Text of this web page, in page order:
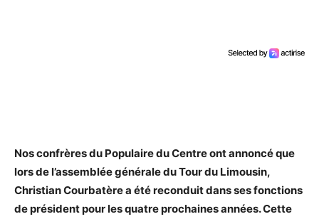
Nos confrères du Populaire du Centre ont annoncé que
lors de l’assemblée générale du Tour du Limousin,
Christian Courbatère a été reconduit dans ses fonctions
de président pour les quatre prochaines années. Cette